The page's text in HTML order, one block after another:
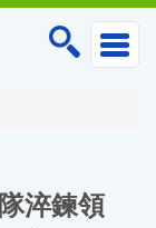
淬鍊領